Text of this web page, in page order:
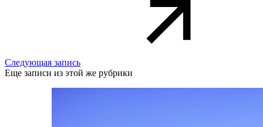
Следующая запись
Еще записи из этой же рубрики